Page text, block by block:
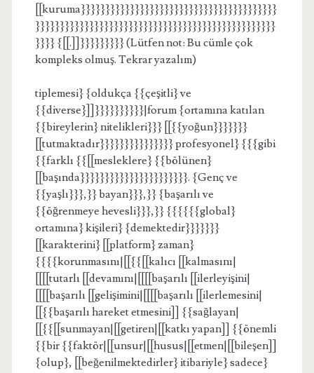
[[kuruma}}}}}}}}}}}}}}}}}}}}}}}}}}}}}}}}}}}}}}}}
}}}}}}}}}}}}}}}}}}}}}}}}}}}}}}}}}}}}}}}}}}}}}}}}}
}}}} {[[.]]}}}}}}}}} (Lütfen not: Bu cümle çok
kompleks olmuş. Tekrar yazalım)
tiplemesi} {oldukça {{çeşitli} ve
{{diverse}]]}}}}}}}}}}|forum {ortamına katılan
{{bireylerin} nitelikleri}}} [[{{yoğun}}}}}}}
[[tutmaktadır}}}}}}}}}}}}}}} profesyonel} {{{gibi
{{farklı {{[[mesleklere} {{bölünen}
[[başında}}}}}}}}}}}}}}}}}}}}}}. {Genç ve
{{yaşlı}}},}} bayan}}},}} {başarılı ve
{{öğrenmeye hevesli}}},}} {{{{{{global}
ortamına} kişileri} {demektedir}}}}}}}
[[karakterini} [[platform} zaman}
{{{{korunmasını|[[{{[[kalıcı [[kalmasını|
[[[[tutarlı [[devamını|[[[[başarılı [[ilerleyişini|
[[[[başarılı [[gelişimini|[[[[başarılı [[ilerlemesini|
[[{{başarılı hareket etmesini]] {{sağlayan|
[[{{[[sunmayan|[[getiren|[[katkı yapan]] {{önemli
{{bir {{faktör|[[unsur|[[husus|[[etmen|[[bileşen]]
{olup}, [[beğenilmektedirler} itibariyle} sadece}